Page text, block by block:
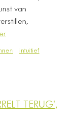
van
intuitief
TERUG',